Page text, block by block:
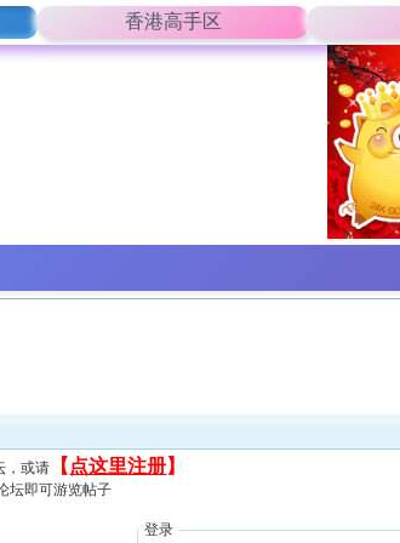
香港高手区
，或请 【 点这里注册】
坛即可游览帖子
登录